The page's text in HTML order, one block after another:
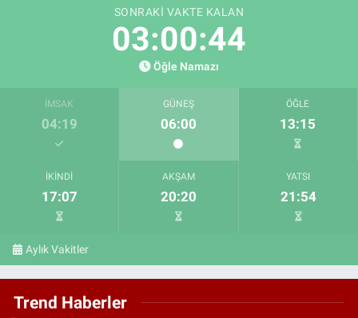
SONRAKI VAKTE KALAN
03:00:43
Öğle Namazı
İMSAK
04:19
GÜNEŞ
06:00
ÖĞLE
13:15
İKINDI
17:07
AKŞAM
20:20
YATSI
21:54
Aylık Vakitler
Trend Haberler